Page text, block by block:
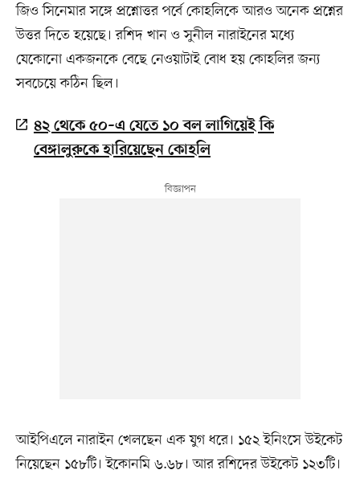
জিও সিনেমার সঙ্গে প্রশ্নোত্তর পর্বে কোহলিকে আরও অনেক প্রশ্নের
উত্তর দিতে হয়েছে। রশিদ খান ও সুনীল নারাইনের মধ্যে
যেকোনো একজনকে বেছে নেওয়াটাই বোধ হয় কোহলির জন্য
সবচেয়ে কঠিন ছিল।
৪২ থেকে ৫০–এ যেতে ১০ বল লাগিয়েই কি
বেঙ্গালুরুকে হারিয়েছেন কোহলি
আইপিএলে নারাইন খেলছেন এক যুগ ধরে। ১৫২ ইনিংসে উইকেট
নিয়েছেন ১৫৮টি। ইকোনমি ৬.৬৮। আর রশিদের উইকেট ১২৩টি।